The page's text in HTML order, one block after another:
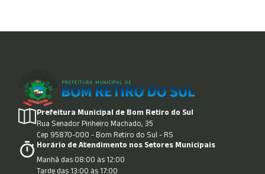
Prefeitura Municipal de Bom Retiro do Sul
Rua Senador Pinheiro Machado, 35
Cep 95870-000 - Bom Retiro do Sul - RS
Horário de Atendimento nos Setores Municipais
Manhã das 08:00 às 12:00
Tarde das 13:00 às 17:00